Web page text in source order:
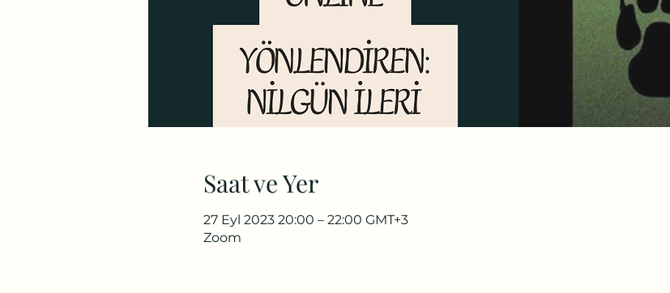
Saat ve Yer
27 Eyl 2023 20:00 – 22:00 GMT+3
Zoom